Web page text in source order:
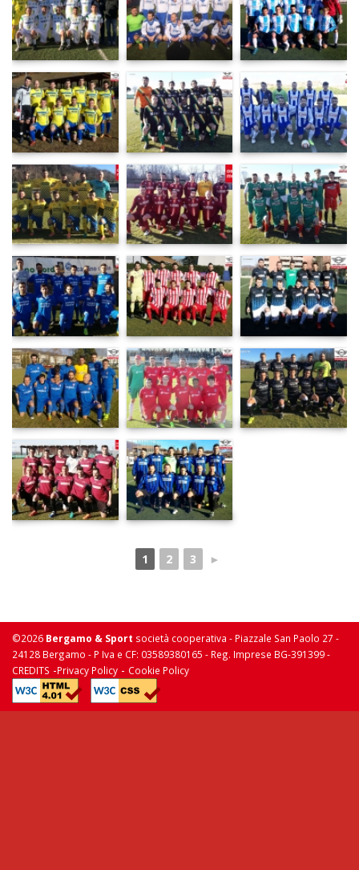
1 2 3 ►
©2026 Bergamo & Sport società cooperativa - Piazzale San Paolo 27 -
24128 Bergamo - P Iva e CF: 03589380165 - Reg. Imprese BG-391399 -
CREDITS -Privacy Policy - Cookie Policy